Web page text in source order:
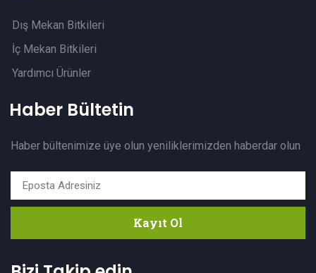
Dış Mekan Bitkileri
İç Mekan Bitkileri
Yardımcı Ürünler
Haber Bültetin
Haber bültenimize üye olun yeniliklerimizden haberdar olun
Kayıt Ol